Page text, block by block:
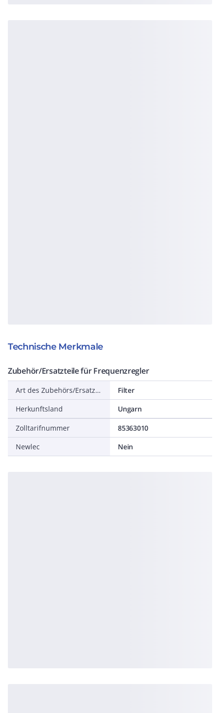
Technische Merkmale
Zubehör/Ersatzteile für Frequenzregler
Art des Zubehörs/Ersatzteils
Filter
Herkunftsland
Ungarn
Zolltarifnummer
85363010
Newlec
Nein